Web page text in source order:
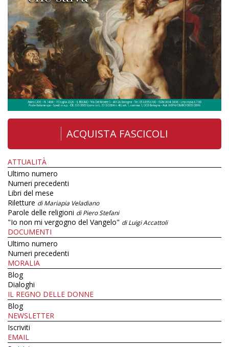
ACQUISTA FASCICOLI
ATTUALITÀ
Ultimo numero
Numeri precedenti
Libri del mese
Riletture di Mariapia Veladiano
Parole delle religioni di Piero Stefani
"Io non mi vergogno del Vangelo" di Luigi Accattoli
DOCUMENTI
Ultimo numero
Numeri precedenti
MORALIA
Blog
Dialoghi
IL REGNO DELLE DONNE
Blog
NEWSLETTER
Iscriviti
EMAIL